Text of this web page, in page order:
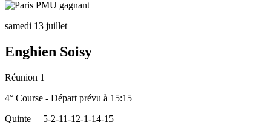
samedi 13 juillet
Enghien Soisy
Réunion 1
4° Course - Départ prévu à 15:15
Quinte
5-2-11-12-1-14-15